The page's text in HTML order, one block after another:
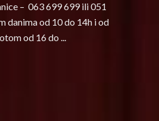
– 063 699 699 ili 051
danima od 10 do 14h i od
od 16 do